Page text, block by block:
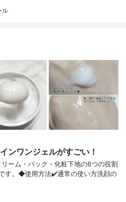
ル
ンワンジェルがすごい！
ーム・ パック・化粧下地の6つの役割
す。 ◆使用方法 ✔️通常の使い方 洗顔の